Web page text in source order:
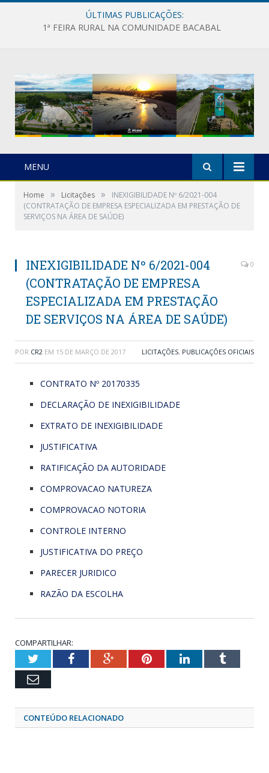
ÚLTIMAS PUBLICAÇÕES:
1ª FEIRA RURAL NA COMUNIDADE BACABAL
MENU
Home » Licitações »
INEXIGIBILIDADE Nº 6/2021-004
(CONTRATAÇÃO DE EMPRESA ESPECIALIZADA EM PRESTAÇÃO DE
SERVIÇOS NA ÁREA DE SAÚDE)
INEXIGIBILIDADE Nº 6/2021-004
(CONTRATAÇÃO DE EMPRESA
ESPECIALIZADA EM PRESTAÇÃO
DE SERVIÇOS NA ÁREA DE SAÚDE)
0
POR CR2 EM 15 DE MARÇO DE 2017 LICITAÇÕES, PUBLICAÇÕES OFICIAIS
CONTRATO Nº 20170335
DECLARAÇÃO DE INEXIGIBILIDADE
EXTRATO DE INEXIGIBILIDADE
JUSTIFICATIVA
RATIFICAÇÃO DA AUTORIDADE
COMPROVACAO NATUREZA
COMPROVACAO NOTORIA
CONTROLE INTERNO
JUSTIFICATIVA DO PREÇO
PARECER JURIDICO
RAZÃO DA ESCOLHA
COMPARTILHAR:
TwitterFacebookGoogle+PinterestLinkedInTumblr
Email
CONTEÚDO RELACIONADO